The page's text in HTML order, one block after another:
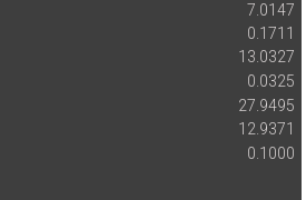
7.0147
0.1711
13.0327
0.0325
27.9495
12.9371
0.1000